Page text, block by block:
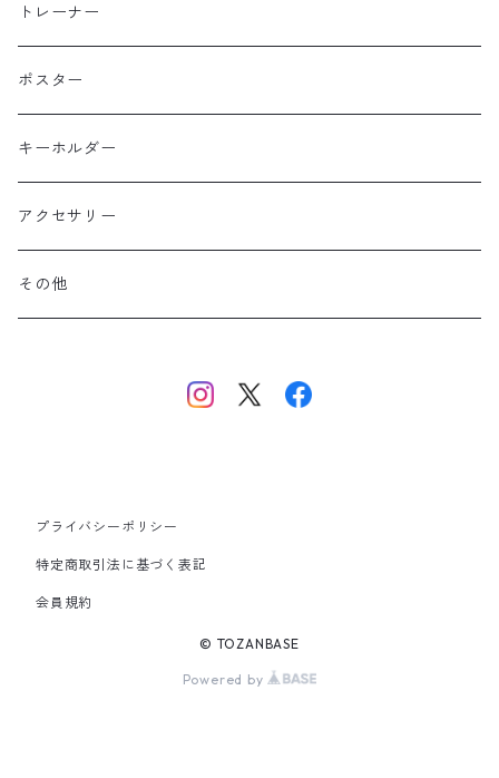
北海道
東北
上信越・尾瀬・日光・北関東
北アルプス
美ヶ原・八ヶ岳・秩父・多摩・南関東
その他
半袖
コットン
ポリエステル
長袖
Performance Art Wear
トレーナー
ポスター
キーホルダー
アクセサリー
その他
プライバシーポリシー
特定商取引法に基づく表記
会員規約
© TOZANBASE
Powered by